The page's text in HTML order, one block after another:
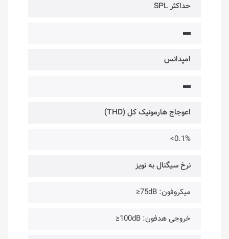
حداکثر SPL
▬
امپدانس
▬
اعوجاج هارمونیک کل (THD)
0.1%>
نرخ سیگنال به نویز
میکروفون: 75dB≤
خروجی هدفون: 100dB≤